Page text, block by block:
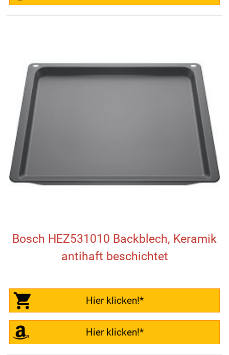
Bosch HEZ531010 Backblech, Keramik
antihaft beschichtet
Hier klicken!*
Hier klicken!*